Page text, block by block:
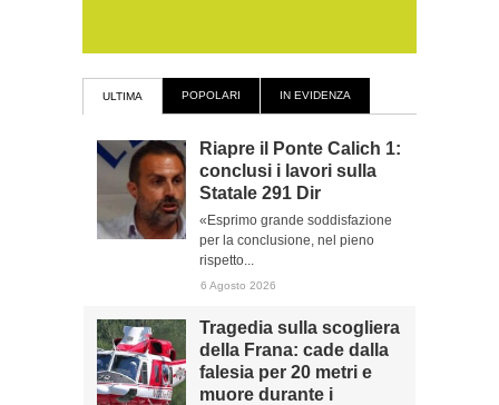
ULTIMA POPOLARI IN EVIDENZA
Riapre il Ponte Calich 1:
conclusi i lavori sulla
Statale 291 Dir
«Esprimo grande soddisfazione
per la conclusione, nel pieno
rispetto...
6 Agosto 2026
Tragedia sulla scogliera
della Frana: cade dalla
falesia per 20 metri e
muore durante i